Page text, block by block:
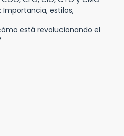
Importancia, estilos,
está revolucionando el